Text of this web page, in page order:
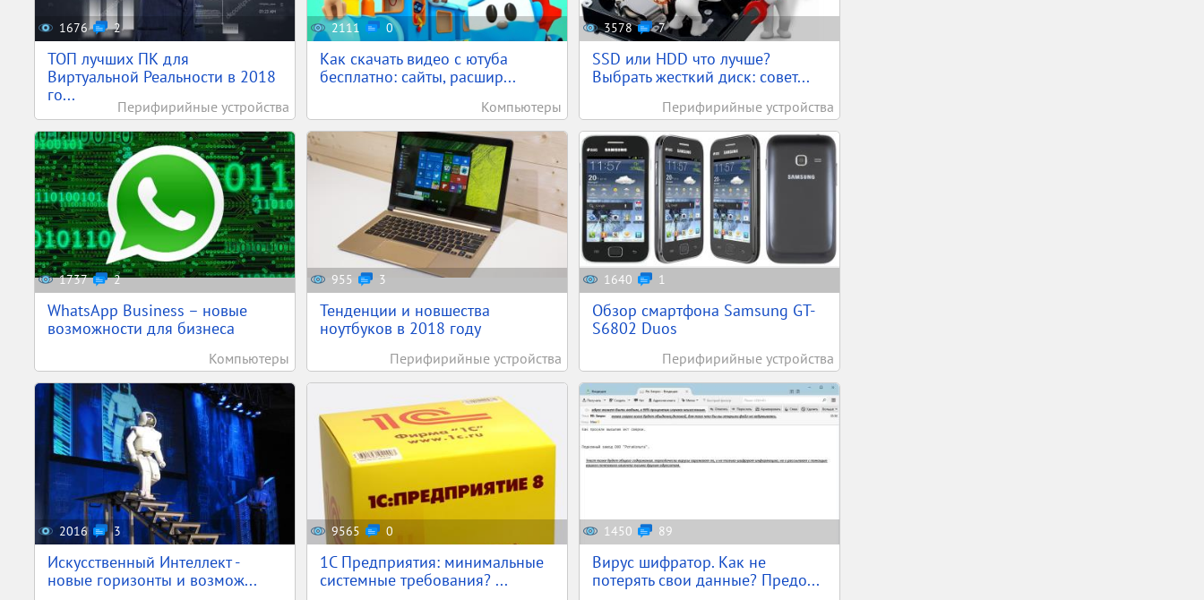
1676 2
ТОП лучших ПК для
Виртуальной Реальности в 2018
го...
Перифирийные устройства
2111 0
Как скачать видео с ютуба
бесплатно: сайты, расшир...
Компьютеры
3578 7
SSD или HDD что лучше?
Выбрать жесткий диск: совет...
Перифирийные устройства
1737 2
WhatsApp Business – новые
возможности для бизнеса
Компьютеры
955 3
Тенденции и новшества
ноутбуков в 2018 году
Перифирийные устройства
1640 1
Обзор смартфона Samsung GT-
S6802 Duos
Перифирийные устройства
2016 3
Искусственный Интеллект -
новые горизонты и возмож...
9565 0
1С Предприятия: минимальные
системные требования? ...
1450 89
Вирус шифратор. Как не
потерять свои данные? Предо...